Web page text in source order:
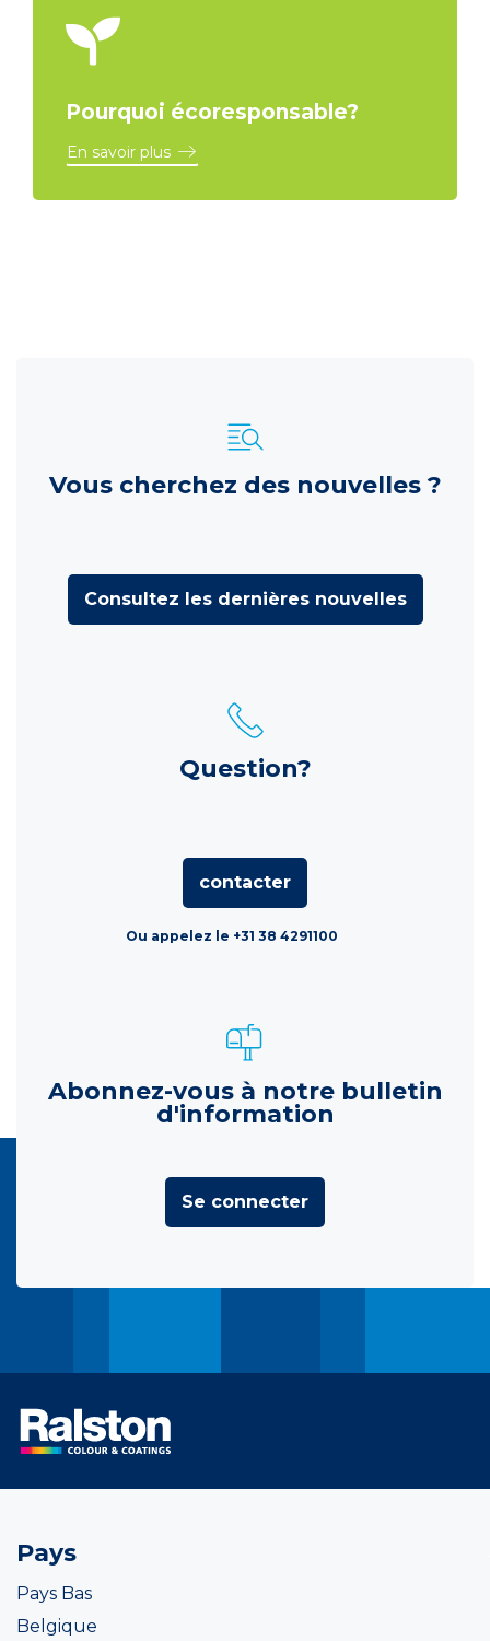
Pourquoi écoresponsable?
En savoir plus
Vous cherchez des nouvelles ?
Consultez les dernières nouvelles
Question?
contacter
Ou appelez le +31 38 4291100
Abonnez-vous à notre bulletin
d'information
Se connecter
Pays
Pays Bas
Belgique